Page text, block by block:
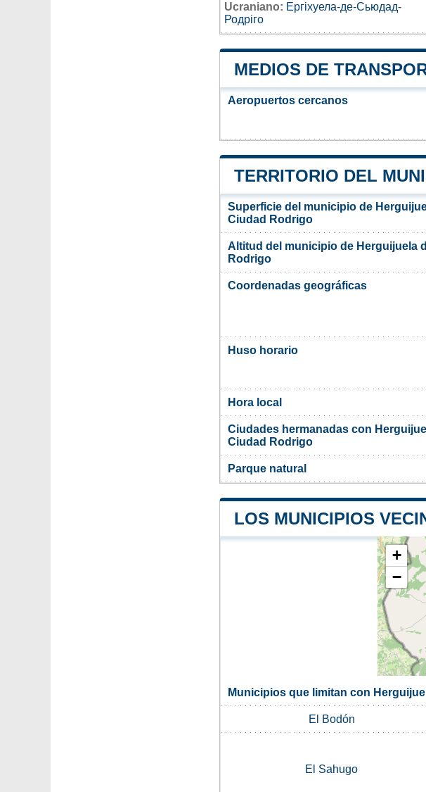
Ucraniano: Ергіхуела-де-Сьюдад-
Родріго
MEDIOS DE
Aeropuertos cercanos
TERRITORIO DEL
Superficie del municipio de
Ciudad Rodrigo
Altitud del municipio de Herguijuela
Rodrigo
Coordenadas geográficas
Huso horario
Hora local
Ciudades hermanadas con
Ciudad Rodrigo
Parque natural
LOS MUNICIPIOS
+
−
Municipios que limitan con
El Bodón
El Sahugo